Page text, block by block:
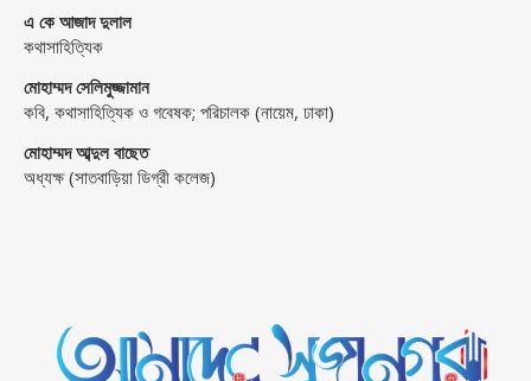
এ কে আজাদ দুলাল
কথাসাহিত্যিক
মোহাম্মদ সেলিমুজ্জামান
কবি, কথাসাহিত্যিক ও গবেষক; পরিচালক (নায়েম, ঢাকা)
মোহাম্মদ আব্দুল বাছেত
অধ্যক্ষ (সাতবাড়িয়া ডিগ্রী কলেজ)